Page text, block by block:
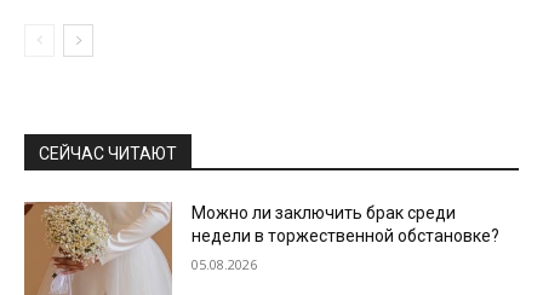
СЕЙЧАС ЧИТАЮТ
Можно ли заключить брак среди
недели в торжественной обстановке?
05.08.2026